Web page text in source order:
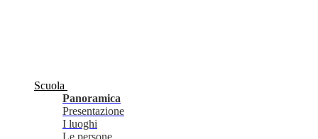
Scuola
Panoramica
Presentazione
I luoghi